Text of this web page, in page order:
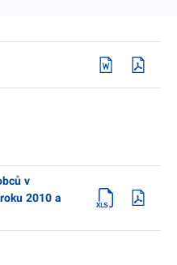
v
2010 a